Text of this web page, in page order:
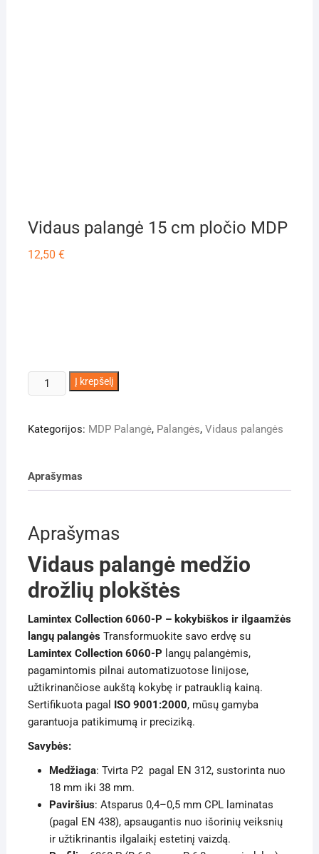
Vidaus palangė 15 cm pločio MDP
12,50 €
produkto
kiekis:
palangė
pločio
Į krepšelį
Kategorijos: MDP Palangė, Palangės, Vidaus palangės
Aprašymas
Aprašymas
Vidaus palangė medžio
drožlių plokštės
Lamintex Collection 6060-P – kokybiškos ir ilgaamžės
langų palangėsTransformuokite savo erdvę su
Lamintex Collection 6060-P langų palangėmis,
pagamintomis pilnai automatizuotose linijose,
užtikrinančiose aukštą kokybę ir patrauklią kainą.
Sertifikuota pagal ISO 9001:2000, mūsų gamyba
garantuoja patikimumą ir preciziką.
Savybės:
Medžiaga: Tvirta P2 pagal EN 312, sustorinta nuo
18 mm iki 38 mm.
Paviršius: Atsparus 0,4–0,5 mm CPL laminatas
(pagal EN 438), apsaugantis nuo išorinių veiksnių
ir užtikrinantis ilgalaikį estetinį vaizdą.